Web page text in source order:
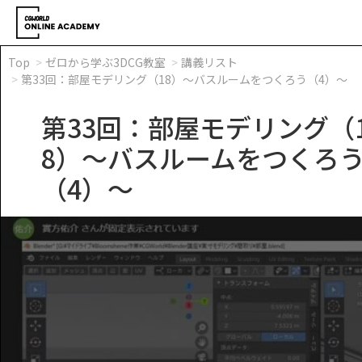
Top ゼロから学ぶ3DCG教室
講義リスト
第33回：部屋モデリング（18）～バスルームをつくろう（4）～
第33回：部屋モデリング（
8）～バスルームをつくろ
（4）～